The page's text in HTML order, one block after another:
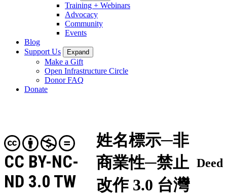
Training + Webinars
Advocacy
Community
Events
Blog
Support Us
Expand
Make a Gift
Open Infrastructure Circle
Donor FAQ
Donate
姓名標示─非
商業性─禁止
改作 3.0 台灣
CC BY-NC-
ND 3.0 TW
Deed